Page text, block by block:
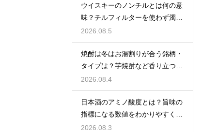
ウイスキーのノンチルとは何の意
味？チルフィルターを使わず濁り
をあえて残す製法
2026.08.5
焼酎は冬はお湯割りが合う銘柄・
タイプは？芋焼酎など香り立つ本
格焼酎で体が温まる
2026.08.4
日本酒のアミノ酸度とは？旨味の
指標になる数値をわかりやすく解
説
2026.08.3